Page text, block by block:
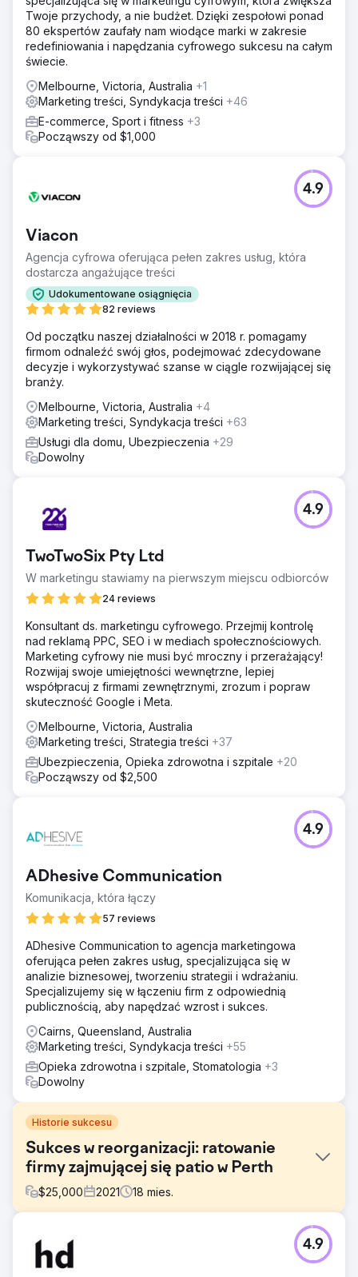
Twoje przychody, a nie budżet. Dzięki zespołowi ponad
80 ekspertów zaufały nam wiodące marki w zakresie
redefiniowania i napędzania cyfrowego sukcesu na całym
świecie.
Melbourne, Victoria, Australia +1
Marketing treści, Syndykacja treści +46
E-commerce, Sport i fitness +3
Począwszy od $1,000
Viacon
Agencja cyfrowa oferująca pełen zakres usług, która
dostarcza angażujące treści
Udokumentowane osiągnięcia
82 reviews
4.9
Od początku naszej działalności w 2018 r. pomagamy
firmom odnaleźć swój głos, podejmować zdecydowane
decyzje i wykorzystywać szanse w ciągle rozwijającej się
branży.
Melbourne, Victoria, Australia +4
Marketing treści, Syndykacja treści +63
Usługi dla domu, Ubezpieczenia +29
Dowolny
TwoTwoSix Pty Ltd
W marketingu stawiamy na pierwszym miejscu odbiorców
24 reviews
4.9
Konsultant ds. marketingu cyfrowego. Przejmij kontrolę
nad reklamą PPC, SEO i w mediach społecznościowych.
Marketing cyfrowy nie musi być mroczny i przerażający!
Rozwijaj swoje umiejętności wewnętrzne, lepiej
współpracuj z firmami zewnętrznymi, zrozum i popraw
skuteczność Google i Meta.
Melbourne, Victoria, Australia
Marketing treści, Strategia treści +37
Ubezpieczenia, Opieka zdrowotna i szpitale +20
Począwszy od $2,500
ADhesive Communication
Komunikacja, która łączy
57 reviews
4.9
ADhesive Communication to agencja marketingowa
oferująca pełen zakres usług, specjalizująca się w
analizie biznesowej, tworzeniu strategii i wdrażaniu.
Specjalizujemy się w łączeniu firm z odpowiednią
publicznością, aby napędzać wzrost i sukces.
Cairns, Queensland, Australia
Marketing treści, Syndykacja treści +55
Opieka zdrowotna i szpitale, Stomatologia +3
Dowolny
Historie sukcesu
Sukces w reorganizacji: ratowanie
firmy zajmującej się patio w Perth
$25,000 2021 18 mies.
Patio Factory stanęło na skraju upadku. Opierając się w
dużej mierze na przestarzałych reklamach w gazetach,
4.9